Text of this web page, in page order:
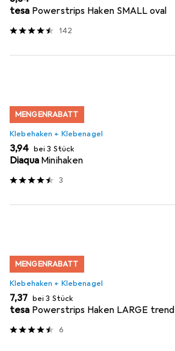
tesa Powerstrips Haken SMALL oval
142
MENGENRABATT
Klebehaken + Klebenagel
EUR
3,94 bei 3 Stück
Diaqua Minihaken
3
MENGENRABATT
Klebehaken + Klebenagel
EUR
7,37 bei 3 Stück
tesa Powerstrips Haken LARGE trend
6